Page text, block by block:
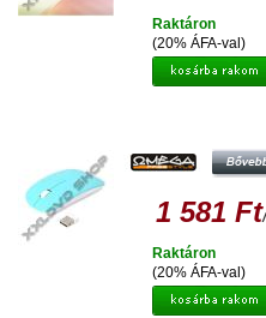
(20% ÁFA-val)
Raktáron
42595
1 581 Ft
(20% ÁFA-val)
Raktáron